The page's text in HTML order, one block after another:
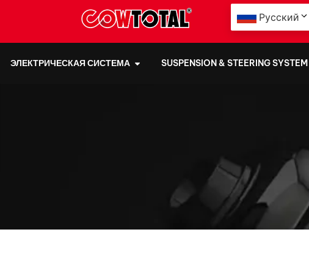
Русский
ЭЛЕКТРИЧЕСКАЯ СИСТЕМА SUSPENSION & STEERING SYSTEM